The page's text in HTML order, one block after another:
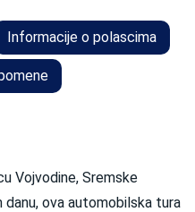
Informacije o polascima
Vojvodine, Sremske
danu, ova automobilska tura